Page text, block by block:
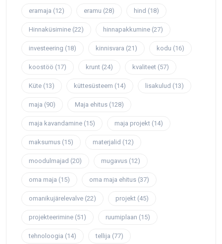
eramaja (12) eramu (28) hind (18)
Hinnaküsimine (22) hinnapakkumine (27)
investeering (18) kinnisvara (21) kodu (16)
koostöö (17) krunt (24) kvaliteet (57)
Küte (13) küttesüsteem (14) lisakulud (13)
maja (90) Maja ehitus (128)
maja kavandamine (15) maja projekt (14)
maksumus (15) materjalid (12)
moodulmajad (20) mugavus (12)
oma maja (15) oma maja ehitus (37)
omanikujärelevalve (22) projekt (45)
projekteerimine (51) ruumiplaan (15)
tehnoloogia (14) tellija (77)